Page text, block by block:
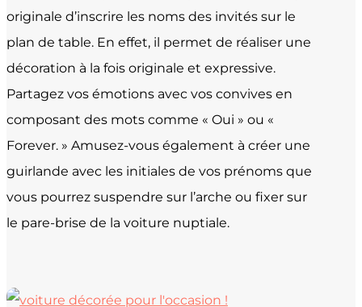
originale d’inscrire les noms des invités sur le
plan de table. En effet, il permet de réaliser une
décoration à la fois originale et expressive.
Partagez vos émotions avec vos convives en
composant des mots comme « Oui » ou «
Forever. » Amusez-vous également à créer une
guirlande avec les initiales de vos prénoms que
vous pourrez suspendre sur l’arche ou fixer sur
le pare-brise de la voiture nuptiale.